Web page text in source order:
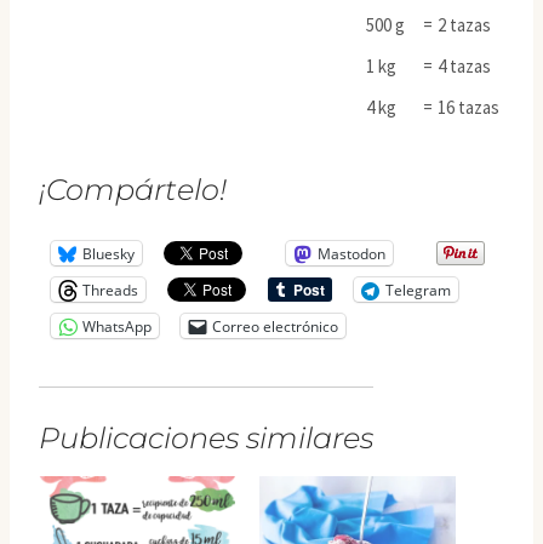
500 g
= 2 tazas
1 kg
= 4 tazas
4 kg
= 16 tazas
¡Compártelo!
Bluesky
Mastodon
Threads
Telegram
WhatsApp
Correo electrónico
Publicaciones similares